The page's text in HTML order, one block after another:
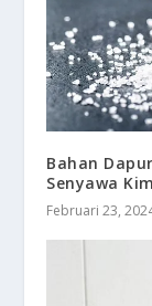
Bahan
Senyawa
Februari 23,